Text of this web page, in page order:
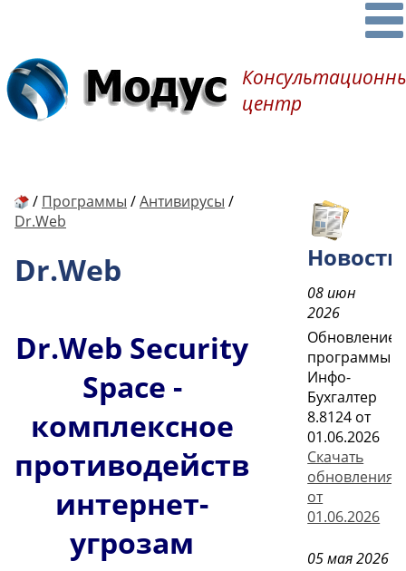
центр
/ Программы /Антивирусы /
Dr.Web
Dr.Web
Dr.Web Security
Space -
комплексное
противодействие
интернет-
угрозам
Новости
08 июн
2026
Обновление
программы
Инфо-
Бухгалтер
8.8124 от
01.06.2026
Скачать
обновления
от
01.06.2026
05 мая 2026